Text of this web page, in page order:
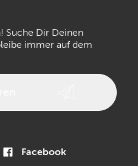
Suche Dir Deinen
immer auf dem
Facebook